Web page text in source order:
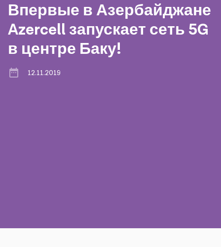
Социальная Ответственность
Устойчивое развитие
Карьера
Впервые в Азербайджане
Azercell запускает сеть 5G
в центре Баку!
12.11.2019